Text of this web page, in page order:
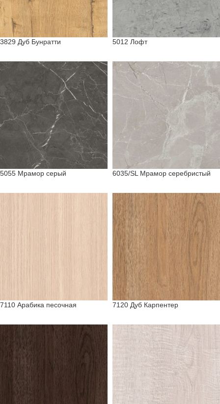
3829 Дуб Бунратти 5012 Лофт
5055 Мрамор серый 6035/SL Мрамор серебристый
7110 Арабика песочная 7120 Дуб Карпентер